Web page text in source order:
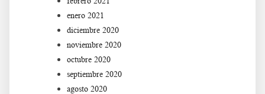
enero 2021
diciembre 2020
noviembre 2020
octubre 2020
septiembre 2020
agosto 2020